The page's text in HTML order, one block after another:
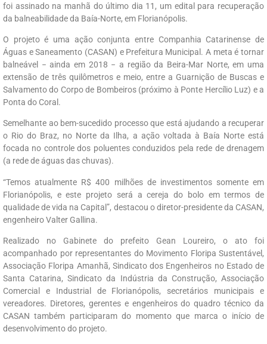
foi assinado na manhã do último dia 11, um edital para recuperação
da balneabilidade da Baía-Norte, em Florianópolis.
O projeto é uma ação conjunta entre Companhia Catarinense de
Águas e Saneamento (CASAN) e Prefeitura Municipal. A meta é tornar
balneável − ainda em 2018 − a região da Beira-Mar Norte, em uma
extensão de três quilômetros e meio, entre a Guarnição de Buscas e
Salvamento do Corpo de Bombeiros (próximo à Ponte Hercílio Luz) e a
Ponta do Coral.
Semelhante ao bem-sucedido processo que está ajudando a recuperar
o Rio do Braz, no Norte da Ilha, a ação voltada à Baía Norte está
focada no controle dos poluentes conduzidos pela rede de drenagem
(a rede de águas das chuvas).
“Temos atualmente R$ 400 milhões de investimentos somente em
Florianópolis, e este projeto será a cereja do bolo em termos de
qualidade de vida na Capital”, destacou o diretor-presidente da CASAN,
engenheiro Valter Gallina.
Realizado no Gabinete do prefeito Gean Loureiro, o ato foi
acompanhado por representantes do Movimento Floripa Sustentável,
Associação Floripa Amanhã, Sindicato dos Engenheiros no Estado de
Santa Catarina, Sindicato da Indústria da Construção, Associação
Comercial e Industrial de Florianópolis, secretários municipais e
vereadores. Diretores, gerentes e engenheiros do quadro técnico da
CASAN também participaram do momento que marca o início de
desenvolvimento do projeto.